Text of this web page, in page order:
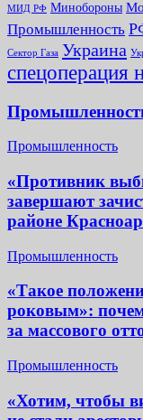
МИД РФ Минобороны
Промышленность
Сектор Газа Украина
спецоперация
Промышленность
«Противник
завершают
районе
Промышленность
«Такое
роковым»:
за массового
Промышленность
«Хотим, чтобы